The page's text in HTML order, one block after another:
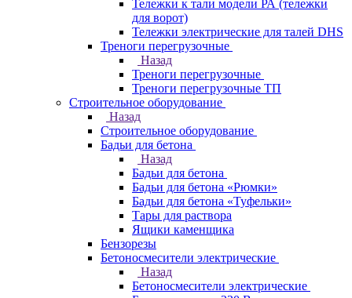
Тележки к тали модели РА (тележки
для ворот)
Тележки электрические для талей DHS
Треноги перегрузочные
Назад
Треноги перегрузочные
Треноги перегрузочные ТП
Строительное оборудование
Назад
Строительное оборудование
Бадьи для бетона
Назад
Бадьи для бетона
Бадьи для бетона «Рюмки»
Бадьи для бетона «Туфельки»
Тары для раствора
Ящики каменщика
Бензорезы
Бетоносмесители электрические
Назад
Бетоносмесители электрические